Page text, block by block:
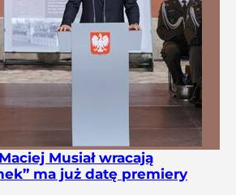
Musiał wracają
ma już datę premiery